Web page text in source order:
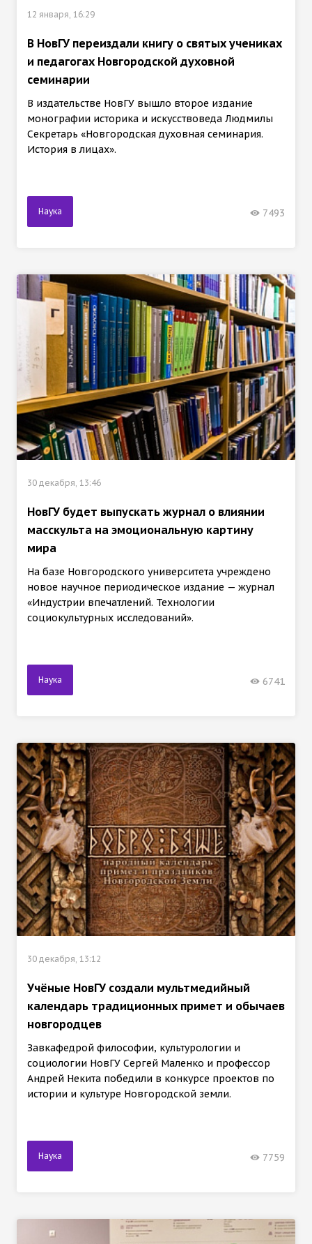
12 января, 16:29
В НовГУ переиздали книгу о святых учениках
и педагогах Новгородской духовной
семинарии
В издательстве НовГУ вышло второе издание
монографии историка и искусствоведа Людмилы
Секретарь «Новгородская духовная семинария.
История в лицах».
Наука 7493
30 декабря, 13:46
НовГУ будет выпускать журнал о влиянии
масскульта на эмоциональную картину
мира
На базе Новгородского университета учреждено
новое научное периодическое издание — журнал
«Индустрии впечатлений. Технологии
социокультурных исследований».
Наука 6741
30 декабря, 13:12
Учёные НовГУ создали мультмедийный
календарь традиционных примет и обычаев
новгородцев
Завкафедрой философии, культурологии и
социологии НовГУ Сергей Маленко и профессор
Андрей Некита победили в конкурсе проектов по
истории и культуре Новгородской земли.
Наука 7759